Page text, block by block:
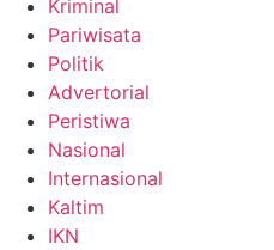
Kriminal
Pariwisata
Politik
Advertorial
Peristiwa
Nasional
Internasional
Kaltim
IKN